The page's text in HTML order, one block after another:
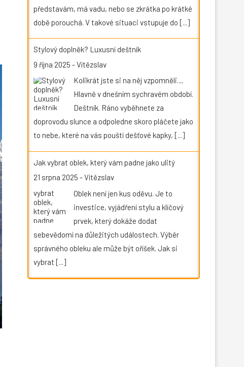
představám, má vadu, nebo se zkrátka po krátké
době porouchá. V takové situaci vstupuje do [...]
Stylový doplněk? Luxusní deštník
9 října 2025 -Vítězslav
Kolikrát jste si na něj vzpomněli…
Hlavně v dnešním sychravém období.
Deštník. Ráno vyběhnete za
doprovodu slunce a odpoledne skoro pláčete jako
to nebe, které na vás pouští dešťové kapky, [...]
Jak vybrat oblek, který vám padne jako ulitý
21 srpna 2025 -Vítězslav
Oblek není jen kus oděvu. Je to
investice, vyjádření stylu a klíčový
prvek, který dokáže dodat
sebevědomí na důležitých událostech. Výběr
správného obleku ale může být oříšek. Jak si
vybrat [...]